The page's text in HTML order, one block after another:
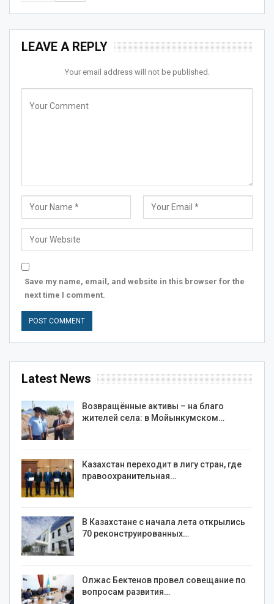
LEAVE A REPLY
Your email address will not be published.
Save my name, email, and website in this browser for the
next time I comment.
Latest News
Возвращённые активы – на благо
жителей села: в Мойынкумском…
Казахстан переходит в лигу стран, где
правоохранительная…
В Казахстане с начала лета открылись
70 реконструированных…
Олжас Бектенов провел совещание по
вопросам развития…